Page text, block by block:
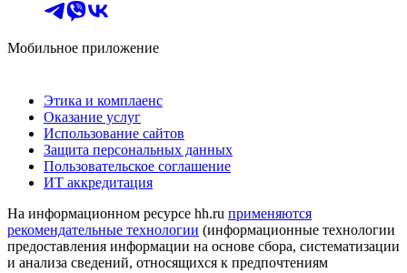
Мобильное приложение
Этика и комплаенс
Оказание услуг
Использование сайтов
Защита персональных данных
Пользовательское соглашение
ИТ аккредитация
На информационном ресурсе hh.ru применяются
рекомендательные технологии (информационные технологии
предоставления информации на основе сбора, систематизации
и анализа сведений, относящихся к предпочтениям